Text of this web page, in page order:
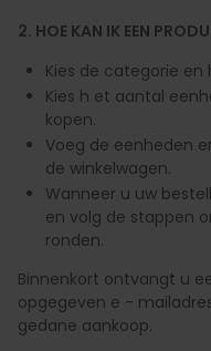
2. HOE KAN IK EEN
Kies de categorie
Kies h et aantal
kopen.
Voeg de eenheden
de winkelwagen.
Wanneer u uw
en volg de stappen
ronden.
Binnenkort ontvangt u
opgegeven e -
gedane aankoop.